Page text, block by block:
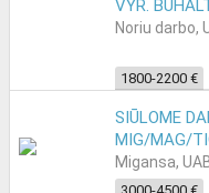
VYR.
Noriu darbo,
1800-2200 €
SIŪLOME
MIG/MAG/
Migansa,